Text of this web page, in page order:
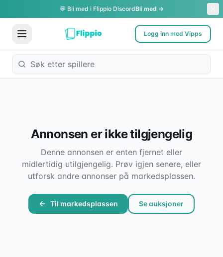
💬 Bli med i Flippio DiscordBli med →
Logg inn med Vipps
Annonsen er ikke tilgjengelig
Denne annonsen er enten fjernet eller
midlertidig utilgjengelig. Prøv igjen senere, eller
utforsk andre annonser på markedsplassen.
Til markedsplassen Se auksjoner